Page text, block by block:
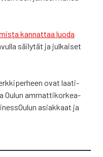
kan­nat­taa luo­da
säi­ly­tät ja jul­kai­set
ovat laa­ti­
Oulun ammat­ti­kor­kea­
asiak­kaat ja